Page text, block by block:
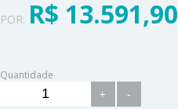
POR: R$ 13.591,90
Quantidade
+ -